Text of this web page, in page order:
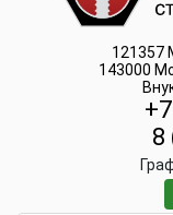
121357
143000
8